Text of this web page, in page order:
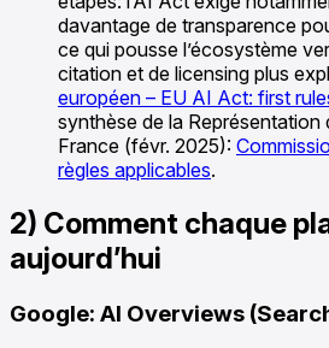
davantage de transparence
ce qui pousse l’écosystème
citation et de licensing plus
européen – EU AI Act: first
synthèse de la Représentation
France (févr. 2025):
règles applicables.
2) Comment chaque
aujourd’hui
Google: AI Overviews